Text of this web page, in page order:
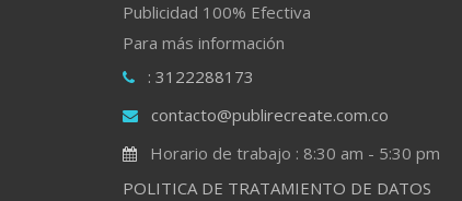
Publicidad 100% Efectiva
Para más información
: 3122288173
contacto@publirecreate.com.co
Horario de trabajo : 8:30 am - 5:30 pm
POLITICA DE TRATAMIENTO DE DATOS